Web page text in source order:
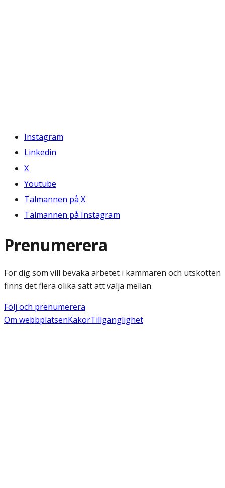
Instagram
Linkedin
X
Youtube
Talmannen på X
Talmannen på Instagram
Prenumerera
För dig som vill bevaka arbetet i kammaren och utskotten
finns det flera olika sätt att välja mellan.
Följ och prenumerera
Om webbplatsenKakorTillgänglighet